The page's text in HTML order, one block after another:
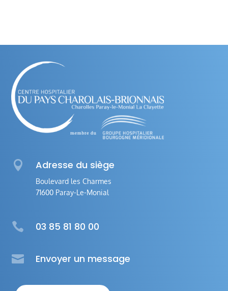
 Adresse du siège
Boulevard les Charmes
71600 Paray-Le-Monial
 03 85 81 80 00
 Envoyer un message